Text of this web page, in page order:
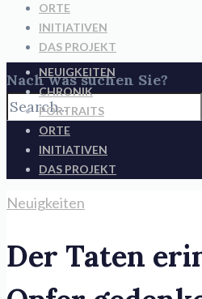
ORTE
INITIATIVEN
DAS PROJEKT
Nach was suchen Sie?
NEUIGKEITEN
CHRONIK
PORTRAITS
ORTE
INITIATIVEN
DAS PROJEKT
Neuigkeiten
Der Taten